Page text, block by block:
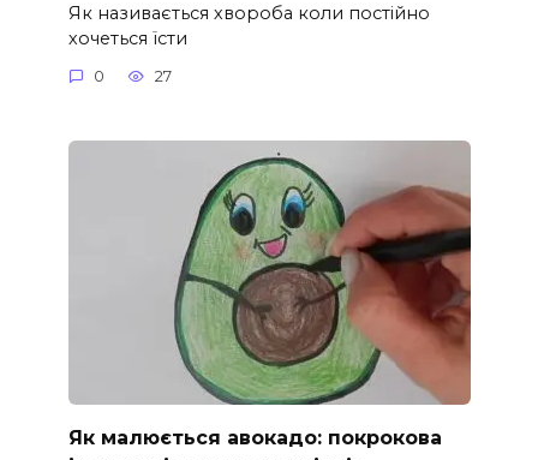
Як називається хвороба коли постійно
хочеться їсти
0 27
Як малюється авокадо: покрокова